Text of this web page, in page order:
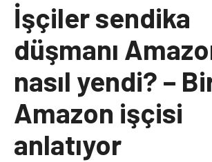
İşçiler sendika
düşmanı
nasıl yendi? –
Amazon işçisi
anlatıyor